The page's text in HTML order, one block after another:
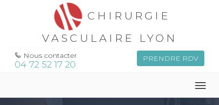
CHIRURGIE
VASCULAIRE LYON
PRENDRE RDV
Nous contacter
04 72 52 17 20